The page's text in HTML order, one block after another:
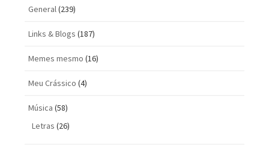
General(239)
Links & Blogs (187)
Memes mesmo (16)
Meu Crássico (4)
Música (58)
Letras (26)